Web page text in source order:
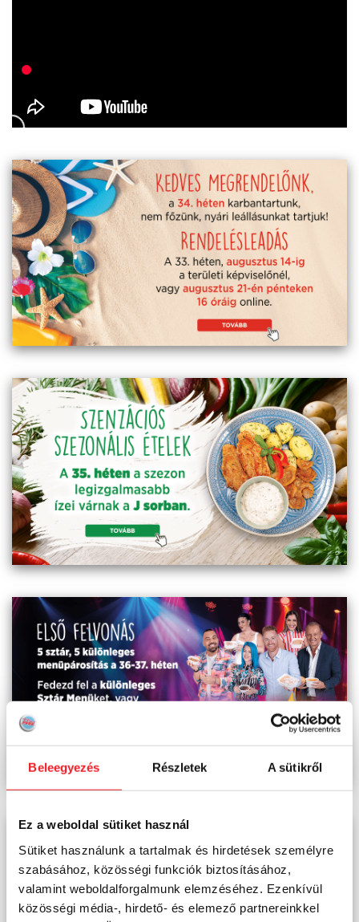
Beleegyezés Részletek A sütikről
Ez a weboldal sütiket használ
Sütiket használunk a tartalmak és hirdetések személyre
szabásához, közösségi funkciók biztosításához,
valamint weboldalforgalmunk elemzéséhez. Ezenkívül
közösségi média-, hirdető- és elemező partnereinkkel